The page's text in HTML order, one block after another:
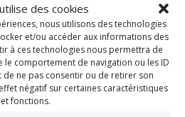
des cookies
nous utilisons des technologies
et/ou accéder aux informations des
à ces technologies nous permettra de
comportement de navigation ou les ID
de ne pas consentir ou de retirer son
négatif sur certaines caractéristiques
et fonctions.
Cheval est un film co-produit
Cinéma et entièrement tourné
(village de Ferdinand Cheval) et
SUR LE